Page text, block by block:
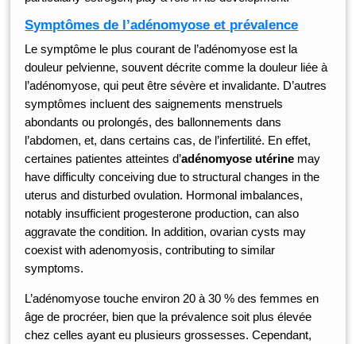
Symptômes de l’adénomyose et prévalence
Le symptôme le plus courant de l’adénomyose est la
douleur pelvienne, souvent décrite comme la douleur liée à
l’adénomyose, qui peut être sévère et invalidante. D’autres
symptômes incluent des saignements menstruels
abondants ou prolongés, des ballonnements dans
l’abdomen, et, dans certains cas, de l’infertilité. En effet,
certaines patientes atteintes d’adénomyose utérine may
have difficulty conceiving due to structural changes in the
uterus and disturbed ovulation. Hormonal imbalances,
notably insufficient progesterone production, can also
aggravate the condition. In addition, ovarian cysts may
coexist with adenomyosis, contributing to similar
symptoms.
L’adénomyose touche environ 20 à 30 % des femmes en
âge de procréer, bien que la prévalence soit plus élevée
chez celles ayant eu plusieurs grossesses. Cependant,